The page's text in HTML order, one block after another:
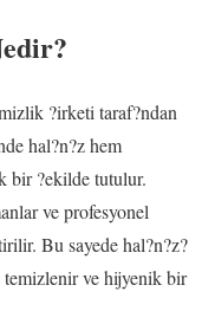
?irketi taraf?ndan
hal?n?z hem
bir ?ekilde tutulur.
ve profesyonel
Bu sayede hal?n?z?
ve hijyenik bir